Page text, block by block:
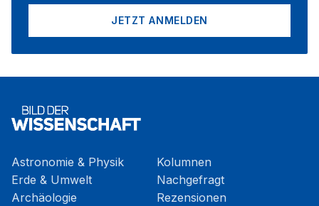
JETZT ANMELDEN
Astronomie & Physik
Erde & Umwelt
Archäologie
Kolumnen
Nachgefragt
Rezensionen